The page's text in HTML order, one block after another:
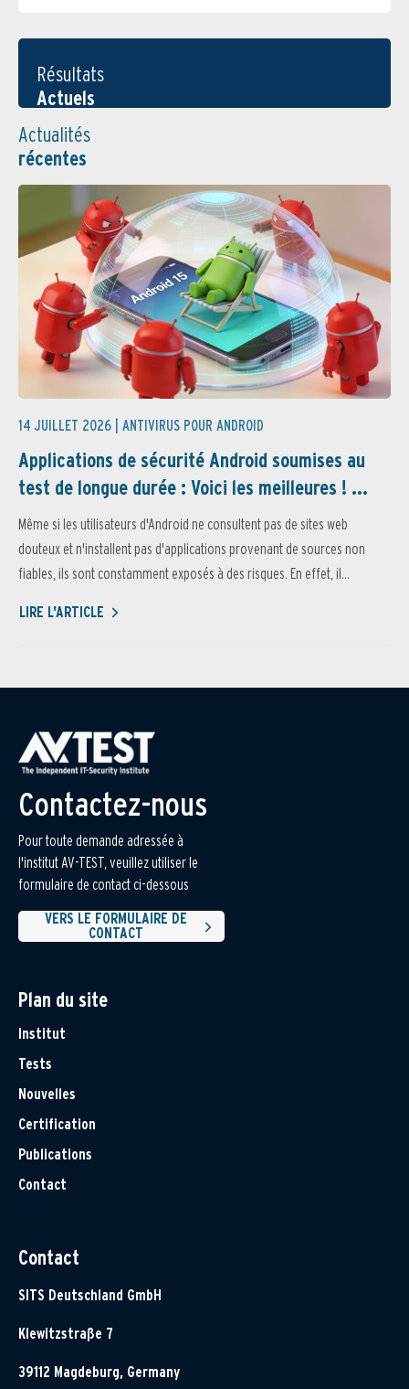
Résultats
Actuels
Actualités
récentes
14 JUILLET 2026 | ANTIVIRUS POUR ANDROID
Applications de sécurité Android soumises au
test de longue durée : Voici les meilleures ! ...
Même si les utilisateurs d'Android ne consultent pas de sites web
douteux et n'installent pas d'applications provenant de sources non
fiables, ils sont constamment exposés à des risques. En effet, il...
LIRE L'ARTICLE
Contactez-nous
Pour toute demande adressée à
l'institut AV-TEST, veuillez utiliser le
formulaire de contact ci-dessous
VERS LE FORMULAIRE DE
CONTACT
Plan du site
Institut
Tests
Nouvelles
Certification
Publications
Contact
Contact
SITS Deutschland GmbH
Klewitzstraße 7
39112 Magdeburg, Germany